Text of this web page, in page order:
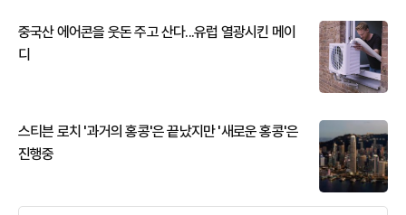
중국산 에어콘을 웃돈 주고 산다...유럽 열광시킨 메이
디
스티븐 로치 '과거의 홍콩'은 끝났지만 '새로운 홍콩'은
진행중